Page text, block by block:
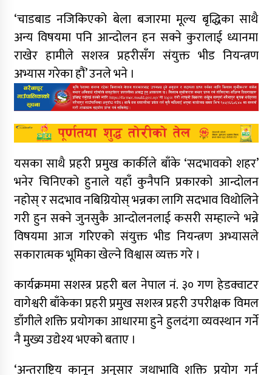
‘चाडबाड नजिकिएको बेला बजारमा मूल्य बृद्धिका साथै
अन्य विषयमा पनि आन्दोलन हन सक्ने कुरालाई ध्यानमा
राखेर हामीले सशस्त्र प्रहरीसँग संयुक्त भीड नियन्त्रण
अभ्यास गरेका हौं’ उनले भने ।
यसका साथै प्रहरी प्रमुख कार्कीले बाँके ‘सदभावको शहर’
भनेर चिनिएको हुनाले यहाँ कुनैपनि प्रकारको आन्दोलन
नहोस् र सदभाव नबिग्रियोस् भन्नका लागि सदभाव विथोलिने
गरी हुन सक्ने जुनसुकै आन्दोलनलाई कसरी सम्हाल्ने भन्ने
विषयमा आज गरिएको संयुक्त भीड नियन्त्रण अभ्यासले
सकारात्मक भूमिका खेल्ने विश्वास व्यक्त गरे ।
कार्यक्रममा सशस्त्र प्रहरी बल नेपाल नं. ३० गण हेडक्वाटर
वागेश्वरी बाँकेका प्रहरी प्रमुख सशस्त्र प्रहरी उपरीक्षक विमल
डाँगीले शक्ति प्रयोगका आधारमा हुने हुलदंगा व्यवस्थान गर्ने
नै मुख्य उद्येश्य भएको बताए ।
‘अन्तराष्ट्रिय कानून अनुसार जथाभावि शक्ति प्रयोग गर्न